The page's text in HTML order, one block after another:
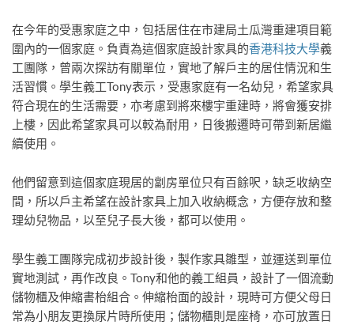
在今年的受惠家庭之中，包括居住在市建局土瓜灣重建項目範
圍內的一個家庭。負責為這個家庭設計家具的香港科技大學義
工團隊，曾兩次探訪有關單位，實地了解戶主的居住情況和生
活習慣。學生義工Tony表示，受惠家庭有一名幼兒，希望家具
符合現在的生活需要，亦考慮到將來樓宇重建時，將會獲安排
上樓，因此希望家具可以較為耐用，日後搬遷時可帶到新居繼
續使用。
他們留意到這個家庭現居的劏房單位只有百餘呎，缺乏收納空
間，所以戶主希望在設計家具上加入收納概念，方便存放和整
理幼兒物品，以至兒子長大後，都可以使用。
學生義工團隊完成初步設計後，製作家具雛型，並運送到單位
實地測試，再作改良。Tony和他的義工組員，設計了一個流動
儲物櫃及伸縮書枱組合。伸縮枱面的設計，現時可方便父母日
常為小朋友更換尿片時所使用；儲物櫃則是座椅，亦可放置日